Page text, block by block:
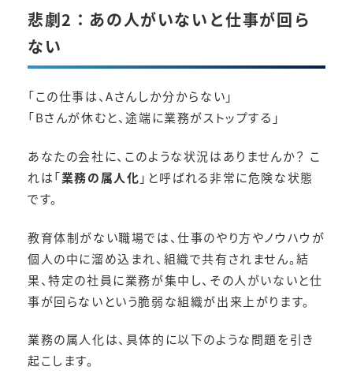
悲劇2：あの人がいないと仕事が回ら
ない
「この仕事は、Aさんしか分からない」
「Bさんが休むと、途端に業務がストップする」
あなたの会社に、このような状況はありませんか？ こ
れは「業務の属人化 」と呼ばれる非常に危険な状態
です。
教育体制がない職場では、仕事のやり方やノウハウが
個人の中に溜め込まれ、組織で共有されません。結
果、特定の社員に業務が集中し、その人がいないと仕
事が回らないという脆弱な組織が出来上がります。
業務の属人化は、具体的に以下のような問題を引き
起こします。